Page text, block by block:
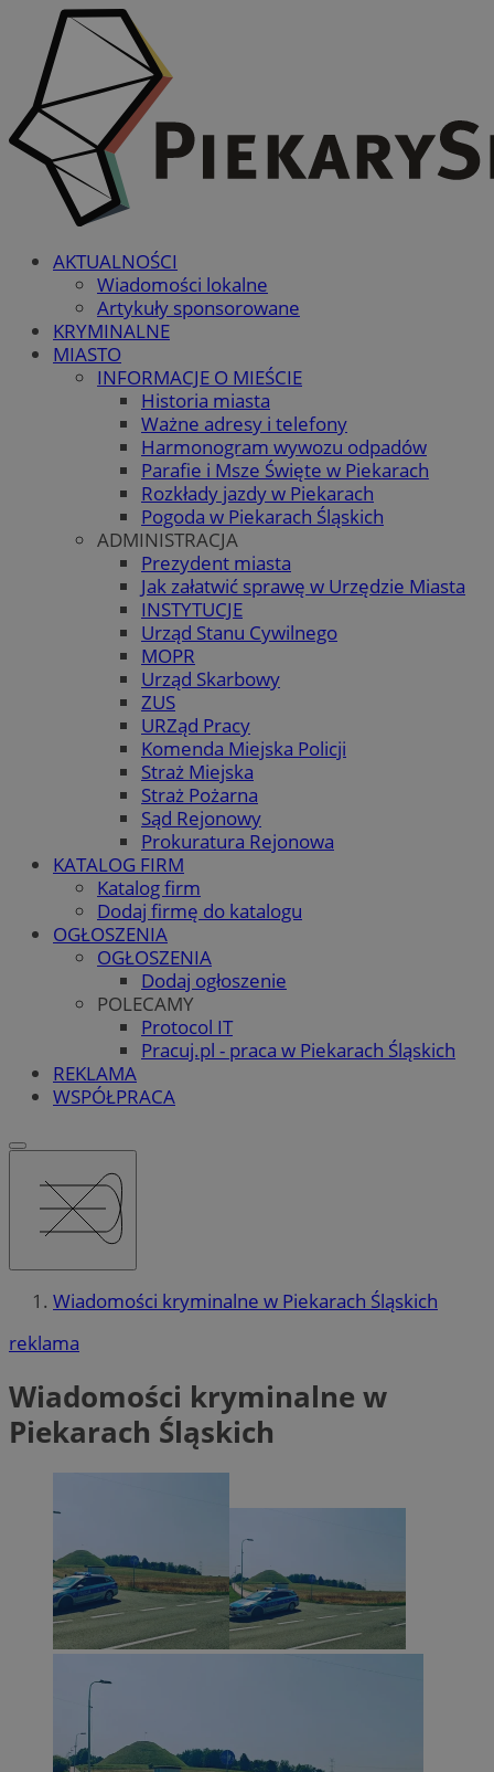
AKTUALNOŚCI
Wiadomości lokalne
Artykuły sponsorowane
KRYMINALNE
MIASTO
INFORMACJE O MIEŚCIE
Historia miasta
Ważne adresy i telefony
Harmonogram wywozu odpadów
Parafie i Msze Święte w Piekarach
Rozkłady jazdy w Piekarach
Pogoda w Piekarach Śląskich
ADMINISTRACJA
Prezydent miasta
Jak załatwić sprawę w Urzędzie Miasta
INSTYTUCJE
Urząd Stanu Cywilnego
MOPR
Urząd Skarbowy
ZUS
URZąd Pracy
Komenda Miejska Policji
Straż Miejska
Straż Pożarna
Sąd Rejonowy
Prokuratura Rejonowa
KATALOG FIRM
Katalog firm
Dodaj firmę do katalogu
OGŁOSZENIA
OGŁOSZENIA
Dodaj ogłoszenie
POLECAMY
Protocol IT
Pracuj.pl - praca w Piekarach Śląskich
REKLAMA
WSPÓŁPRACA
Wiadomości kryminalne w Piekarach Śląskich
reklama
Wiadomości kryminalne w
Piekarach Śląskich